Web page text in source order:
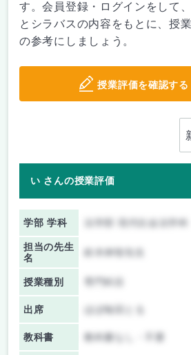
す。会員登録・ログインをして
とシラバスの内容をもとに、授
の参考にしましょう。
授業評価を確認する
い さんの授業評価
学部 学科
担当の先生
名
授業種別
出席 ほぼ毎回とる
教科書 教科書なし・不要